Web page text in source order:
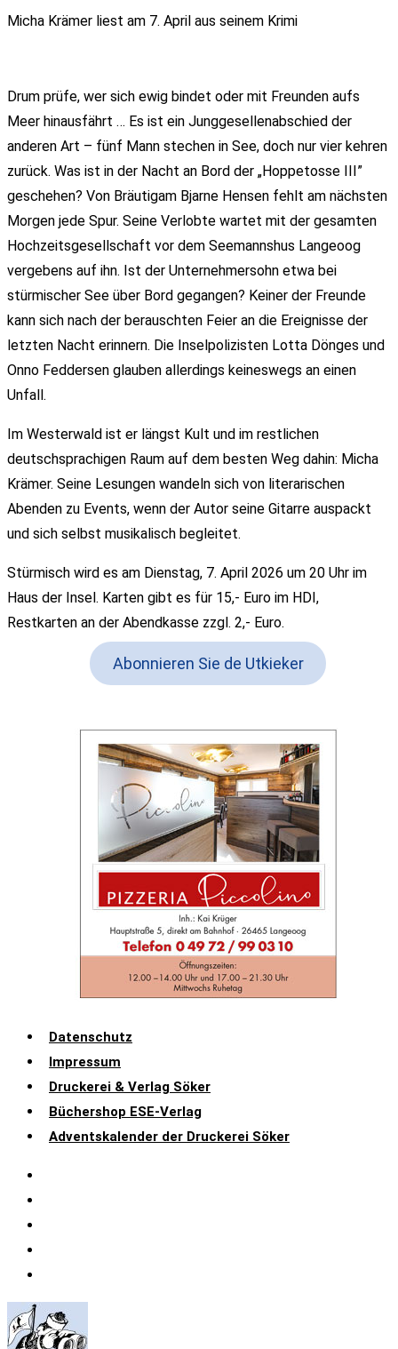
Micha Krämer liest am 7. April aus seinem Krimi
Drum prüfe, wer sich ewig bindet oder mit Freunden aufs
Meer hinausfährt … Es ist ein Junggesellenabschied der
anderen Art – fünf Mann stechen in See, doch nur vier kehren
zurück. Was ist in der Nacht an Bord der „Hoppetosse III”
geschehen? Von Bräutigam Bjarne Hensen fehlt am nächsten
Morgen jede Spur. Seine Verlobte wartet mit der gesamten
Hochzeitsgesellschaft vor dem Seemannshus Langeoog
vergebens auf ihn. Ist der Unternehmersohn etwa bei
stürmischer See über Bord gegangen? Keiner der Freunde
kann sich nach der berauschten Feier an die Ereignisse der
letzten Nacht erinnern. Die Inselpolizisten Lotta Dönges und
Onno Feddersen glauben allerdings keineswegs an einen
Unfall.
Im Westerwald ist er längst Kult und im restlichen
deutschsprachigen Raum auf dem besten Weg dahin: Micha
Krämer. Seine Lesungen wandeln sich von literarischen
Abenden zu Events, wenn der Autor seine Gitarre auspackt
und sich selbst musikalisch begleitet.
Stürmisch wird es am Dienstag, 7. April 2026 um 20 Uhr im
Haus der Insel. Karten gibt es für 15,- Euro im HDI,
Restkarten an der Abendkasse zzgl. 2,- Euro.
Abonnieren Sie de Utkieker
Datenschutz
Impressum
Druckerei & Verlag Söker
Büchershop ESE-Verlag
Adventskalender der Druckerei Söker